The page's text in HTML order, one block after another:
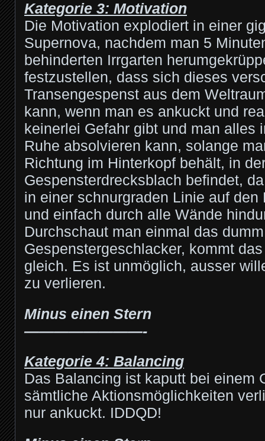
Kategorie 3: Motivation
Die Motivation explodiert in einer
Supernova, nachdem man 5
behinderten Irrgarten
festzustellen, dass sich dieses
Transengespenst aus dem
kann, wenn man es ankuckt und
keinerlei Gefahr gibt und man alles
Ruhe absolvieren kann, solange
Richtung im Hinterkopf behält, in
Gespensterdrecksblach befindet,
in einer schnurgraden Linie auf den
und einfach durch alle Wände
Durchschaut man einmal das
Gespenstergeschlacker, kommt
gleich. Es ist unmöglich, ausser
zu verlieren.
Minus einen Stern
————————-
Kategorie 4: Balancing
Das Balancing ist kaputt bei einem
sämtliche Aktionsmöglichkeiten
nur ankuckt. IDDQD!